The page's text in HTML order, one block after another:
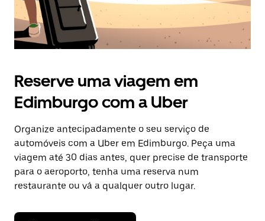
Reserve uma viagem em
Edimburgo com a Uber
Organize antecipadamente o seu serviço de
automóveis com a Uber em Edimburgo. Peça uma
viagem até 30 dias antes, quer precise de transporte
para o aeroporto, tenha uma reserva num
restaurante ou vá a qualquer outro lugar.